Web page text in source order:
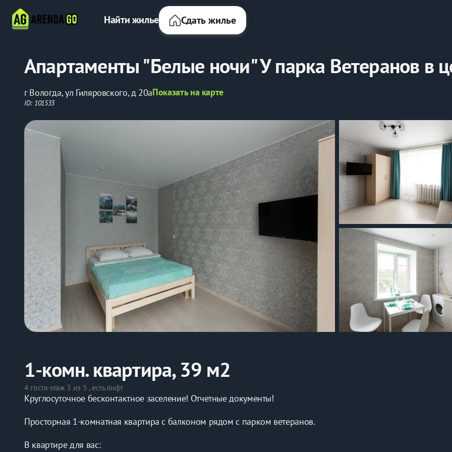
Найти жилье Сдать жилье
Апартаменты "Белые ночи" У парка Ветеранов в
г Вологда, ул Гиляровского, д 20аПоказать на карте
ID: 101533
1-комн. квартира, 39 м2
4 гостя·этаж 3 из 5 , есть лифт
Круглосуточное бесконтактное заселение! Отчетные документы!
Просторная 1-комнатная квартира с балконом рядом с парком ветеранов.
В квартире для вас: